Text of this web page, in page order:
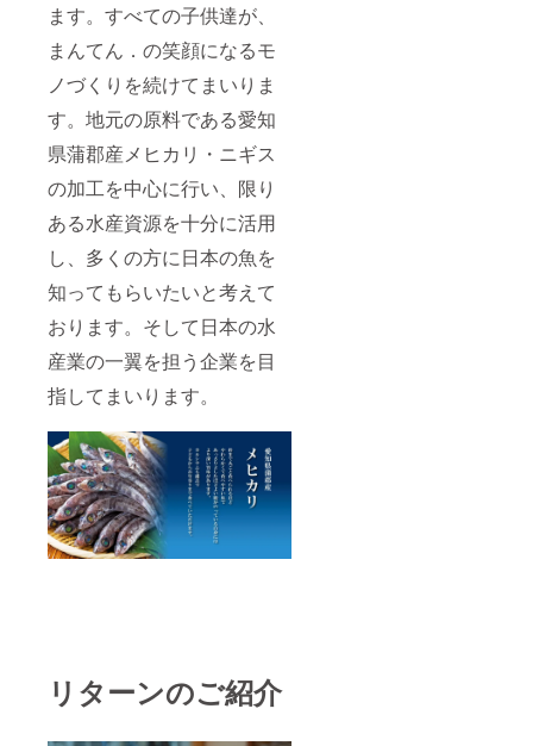
ます。すべての子供達が、
まんてん．の笑顔になるモ
ノづくりを続けてまいりま
す。地元の原料である愛知
県蒲郡産メヒカリ・ニギス
の加工を中心に行い、限り
ある水産資源を十分に活用
し、多くの方に日本の魚を
知ってもらいたいと考えて
おります。そして日本の水
産業の一翼を担う企業を目
指してまいります。
リターンのご紹介